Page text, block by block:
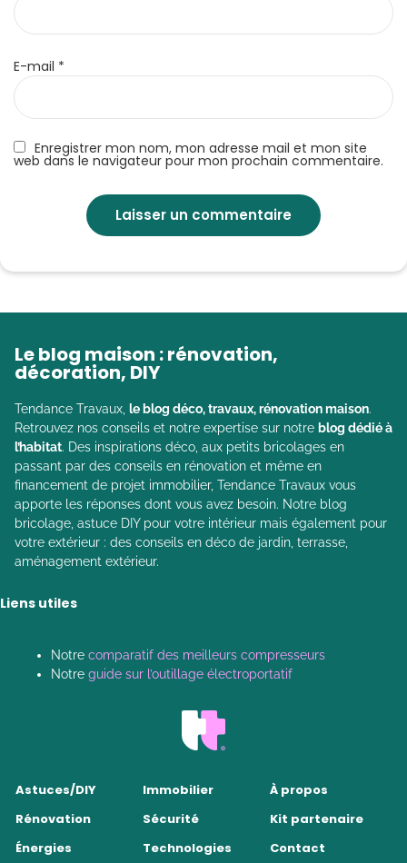
Enregistrer mon nom, mon adresse mail et mon site
web dans le navigateur pour mon prochain commentaire.
E-mail *
Le blog maison : rénovation,
décoration, DIY
Tendance Travaux, le blog déco, travaux, rénovation maison.
Retrouvez nos conseils et notre expertise sur notre blog dédié à
l’habitat. Des inspirations déco, aux petits bricolages en
passant par des conseils en rénovation et même en
financement de projet immobilier, Tendance Travaux vous
apporte les réponses dont vous avez besoin. Notre blog
bricolage, astuce DIY pour votre intérieur mais également pour
votre extérieur : des conseils en déco de jardin, terrasse,
aménagement extérieur.
Liens utiles
Notre comparatif des meilleurs compresseurs
Notre guide sur l’outillage électroportatif
Astuces/DIY
Rénovation
Énergies
Immobilier
Sécurité
Technologies
À propos
Kit partenaire
Contact